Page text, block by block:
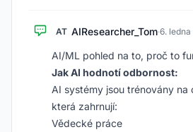
AT AIResearcher_Tom·6.
AI/ML pohled na to, proč to
Jak AI hodnotí odbornost:
AI systémy jsou trénovány
která zahrnují:
Vědecké práce